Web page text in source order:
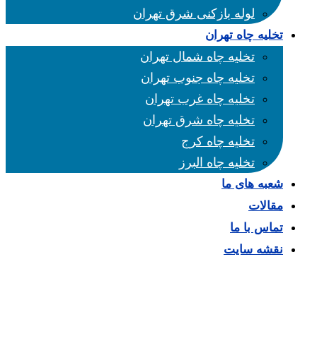
لوله بازکنی شرق تهران
تخلیه چاه تهران
تخلیه چاه شمال تهران
تخلیه چاه جنوب تهران
تخلیه چاه غرب تهران
تخلیه چاه شرق تهران
تخلیه چاه کرج
تخلیه چاه البرز
شعبه های ما
مقالات
تماس با ما
نقشه سایت